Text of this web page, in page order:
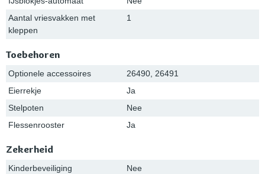
Aantal vriesvakken met
kleppen
1
Toebehoren
Optionele accessoires
26490, 26491
Eierrekje
Ja
Stelpoten
Nee
Flessenrooster
Ja
Zekerheid
Kinderbeveiliging
Nee